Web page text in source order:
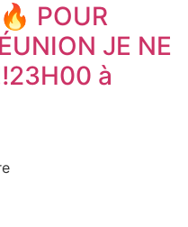
POUR
JE NE
à